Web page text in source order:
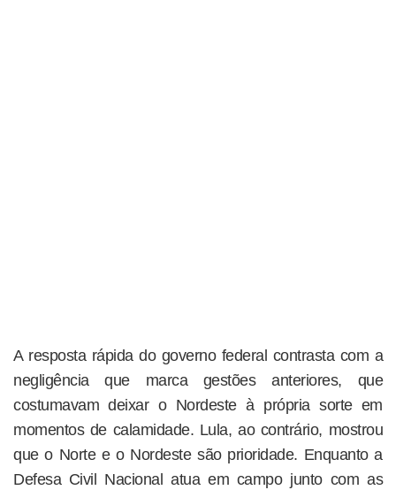
A resposta rápida do governo federal contrasta com a
negligência que marca gestões anteriores, que
costumavam deixar o Nordeste à própria sorte em
momentos de calamidade. Lula, ao contrário, mostrou
que o Norte e o Nordeste são prioridade. Enquanto a
Defesa Civil Nacional atua em campo junto com as